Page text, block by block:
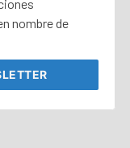
nombre de